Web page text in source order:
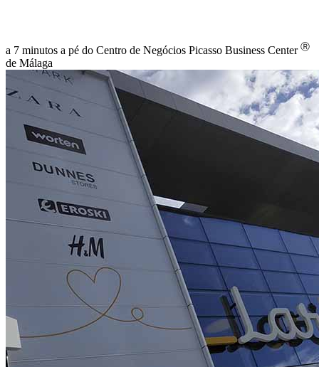
a 7 minutos a pé do Centro de Negócios Picasso Business Center Ⓡ
de Málaga